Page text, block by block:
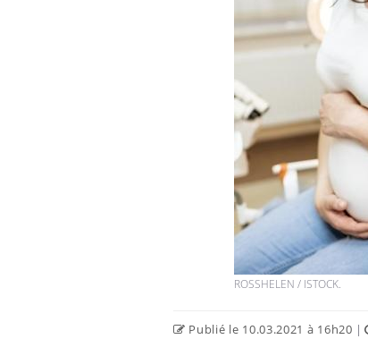
ROSSHELEN / ISTOCK.
Publié le 10.03.2021 à 16h20 |
La sieste empêche-t-elle de
dormir la nuit ?
VIH : la fin du comprimé
tous les jours se profile-t-
elle enfin ?
jours de vos vacances ?